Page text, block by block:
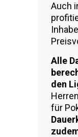
Auch
Alle
den
für